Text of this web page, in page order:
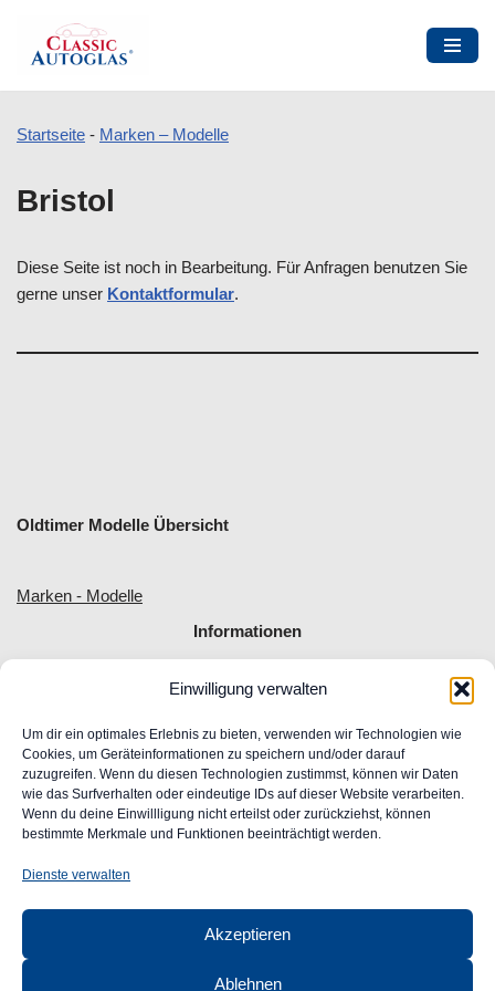
Einwilligung verwalten
Um dir ein optimales Erlebnis zu bieten, verwenden wir Technologien wie
Cookies, um Geräteinformationen zu speichern und/oder darauf
zuzugreifen. Wenn du diesen Technologien zustimmst, können wir Daten
wie das Surfverhalten oder eindeutige IDs auf dieser Website verarbeiten.
Wenn du deine Einwillligung nicht erteilst oder zurückziehst, können
bestimmte Merkmale und Funktionen beeinträchtigt werden.
Dienste verwalten
Akzeptieren
Ablehnen
Inhalt
Startseite - Marken – Modelle
Bristol
Diese Seite ist noch in Bearbeitung. Für Anfragen benutzen Sie
gerne unser Kontaktformular.
Oldtimer Modelle Übersicht
Marken - Modelle
Informationen
Allgemeine Geschäftsbedingungen
Impressum
Widerrufsrecht
Datenschutz
FAQ
Unser Engagement für Barrierefreiheit im Web
Ansprechpartner
CLASSIC AUTOGLAS